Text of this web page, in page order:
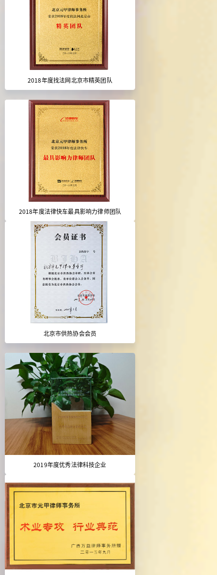
2018年度找法网北京市精英团队
2018年度法律快车最具影响力律师团队
北京市供热协会会员
2019年度优秀法律科技企业